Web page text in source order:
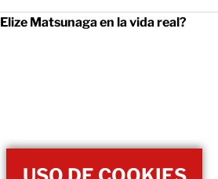
Matsunaga en la vida real?